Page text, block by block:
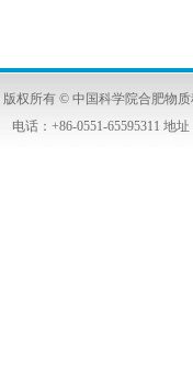
版权所有 © 中国科学院合肥物
电话：+86-0551-65595311 地